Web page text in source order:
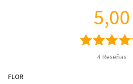
5,00
4 Reseñas
FLOR